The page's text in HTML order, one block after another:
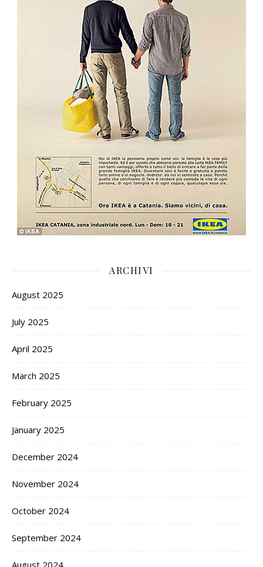
ARCHIVI
August 2025
July 2025
April 2025
March 2025
February 2025
January 2025
December 2024
November 2024
October 2024
September 2024